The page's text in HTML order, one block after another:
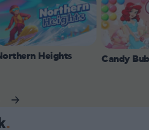
Heights Candy